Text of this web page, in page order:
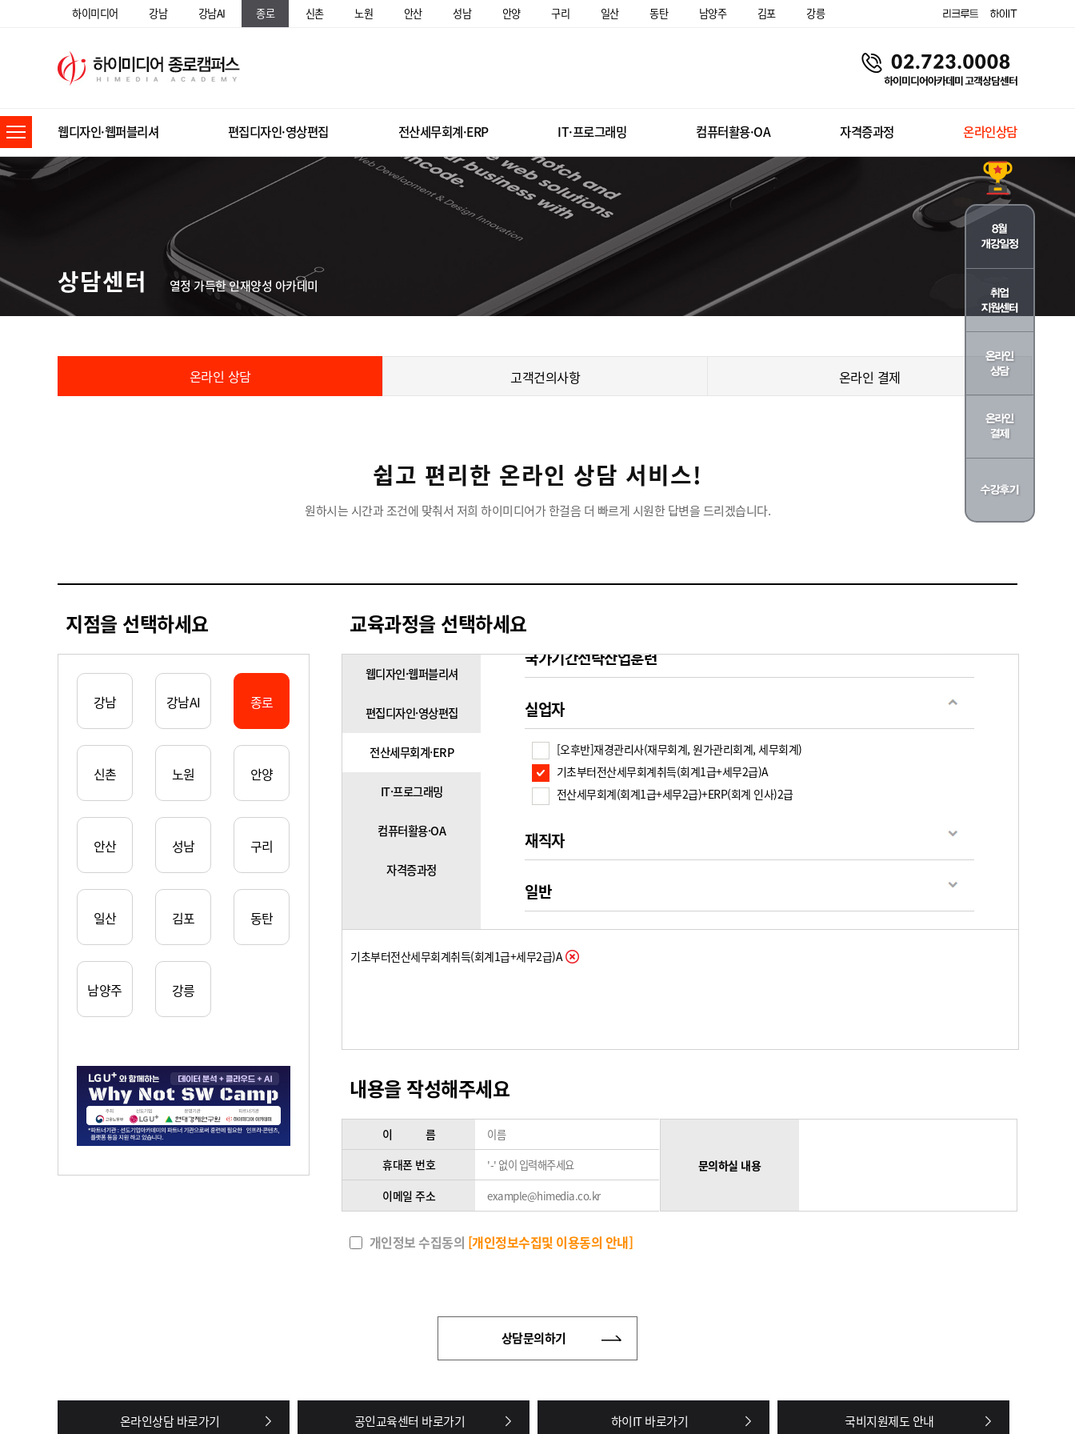
하이미디어 강남 강남AI 종로 신촌 노원 안산 성남 안양 구리 일산 동탄 남양주 김포 강릉
웹디자인·웹퍼블리셔 편집디자인·영상편집 전산세무회계·ERP IT·프로그래밍 컴퓨터활용·OA 자격증과정 온라인상담
상담센터 열정 가득한 인재양성 아카데미
온라인 상담 고객건의사항 온라인 결제
쉽고 편리한 온라인 상담 서비스!
원하시는 시간과 조건에 맞춰서 저희 하이미디어가 한걸음 더 빠르게 시원한 답변을 드리겠습니다.
지점을 선택하세요
강남 강남AI 종로
신촌 노원 안양
안산 성남 구리
일산 김포 동탄
남양주 강릉
교육과정을 선택하세요
웹디자인·웹퍼블리셔
편집디자인·영상편집
전산세무회계·ERP
IT·프로그래밍
컴퓨터활용·OA
자격증과정
국가기간전략산업훈련
실업자
[오후반]재경관리사(재무회계, 원가관리회계, 세무회계)
기초부터전산세무회계취득(회계1급+세무2급)A
전산세무회계(회계1급+세무2급)+ERP(회계 인사)2급
재직자
일반
기초부터전산세무회계취득(회계1급+세무2급)A
내용을 작성해주세요
이 름
휴대폰 번호
이메일 주소
문의하실 내용
개인정보 수집동의 [개인정보수집및 이용동의 안내]
상담문의하기
온라인상담 바로가기 공인교육센터 바로가기 하이IT 바로가기 국비지원제도 안내